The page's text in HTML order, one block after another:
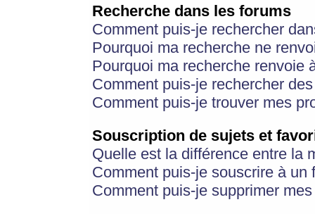
Recherche dans les forums
Comment puis-je rechercher
Pourquoi ma recherche ne
Pourquoi ma recherche renvoie
Comment puis-je rechercher
Comment puis-je trouver mes
Souscription de sujets et
Quelle est la différence entre la
Comment puis-je souscrire à
Comment puis-je supprimer